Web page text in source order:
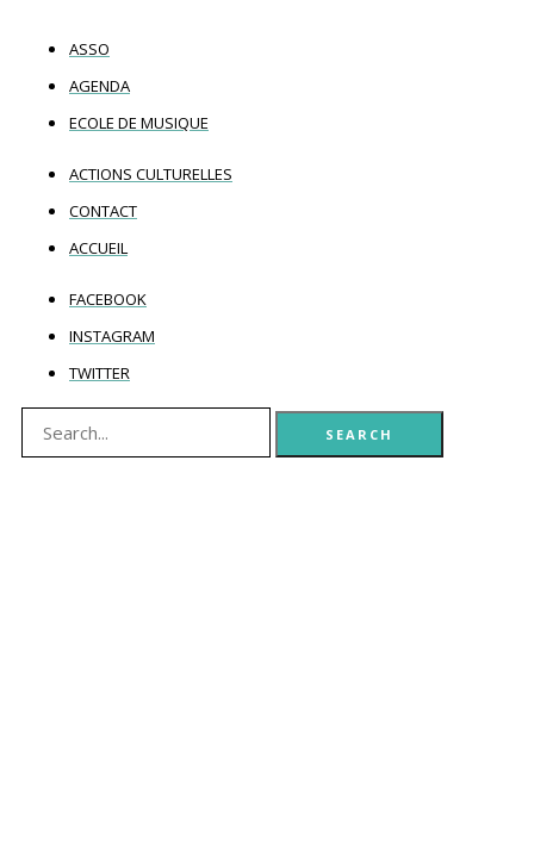
ASSO
AGENDA
ECOLE DE MUSIQUE
ACTIONS CULTURELLES
CONTACT
ACCUEIL
FACEBOOK
INSTAGRAM
TWITTER
SEARCH